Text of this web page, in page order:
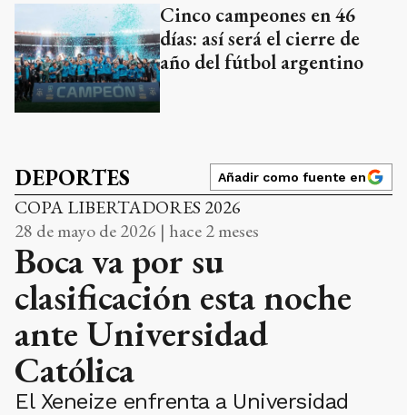
Cinco campeones en 46
días: así será el cierre de
año del fútbol argentino
DEPORTES Añadir como fuente en
COPA LIBERTADORES 2026
28 de mayo de 2026 | hace 2 meses
Boca va por su
clasificación esta noche
ante Universidad
Católica
El Xeneize enfrenta a Universidad